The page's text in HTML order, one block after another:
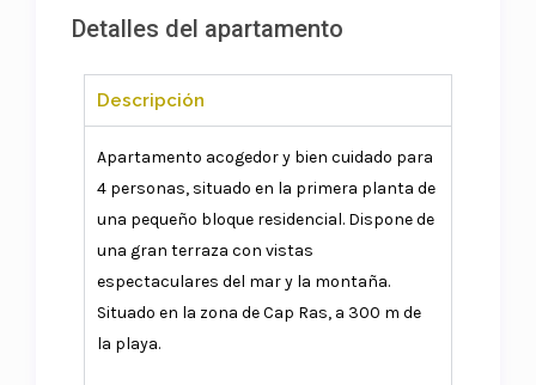
Detalles del apartamento
Descripción
Apartamento acogedor y bien cuidado para
4 personas, situado en la primera planta de
una pequeño bloque residencial. Dispone de
una gran terraza con vistas
espectaculares del mar y la montaña.
Situado en la zona de Cap Ras, a 300 m de
la playa.